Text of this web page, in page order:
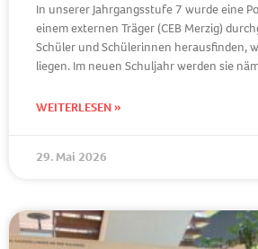
In unserer Jahrgangsstufe 7 wurde eine
einem externen Träger (CEB Merzig)
Schüler und Schülerinnen herausfinden,
liegen. Im neuen Schuljahr werden sie
WEITERLESEN »
29. Mai 2026